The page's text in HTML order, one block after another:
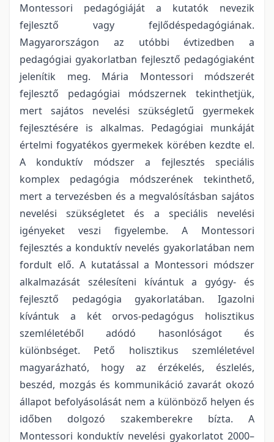
Montessori pedagógiáját a kutatók nevezik
fejlesztő vagy fejlődéspedagógiának.
Magyarországon az utóbbi évtizedben a
pedagógiai gyakorlatban fejlesztő pedagógiaként
jelenítik meg. Mária Montessori módszerét
fejlesztő pedagógiai módszernek tekinthetjük,
mert sajátos nevelési szükségletű gyermekek
fejlesztésére is alkalmas. Pedagógiai munkáját
értelmi fogyatékos gyermekek körében kezdte el.
A konduktív módszer a fejlesztés speciális
komplex pedagógia módszerének tekinthető,
mert a tervezésben és a megvalósításban sajátos
nevelési szükségletet és a speciális nevelési
igényeket veszi figyelembe. A Montessori
fejlesztés a konduktív nevelés gyakorlatában nem
fordult elő. A kutatással a Montessori módszer
alkalmazását szélesíteni kívántuk a gyógy- és
fejlesztő pedagógia gyakorlatában. Igazolni
kívántuk a két orvos-pedagógus holisztikus
szemléletéből adódó hasonlóságot és
különbséget. Pető holisztikus szemléletével
magyarázható, hogy az érzékelés, észlelés,
beszéd, mozgás és kommunikáció zavarát okozó
állapot befolyásolását nem a különböző helyen és
időben dolgozó szakemberekre bízta. A
Montessori konduktív nevelési gyakorlatot 2000–